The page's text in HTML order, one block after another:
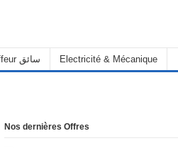
Chauffeur سائق Electricité & Mécanique
Nos dernières Offres